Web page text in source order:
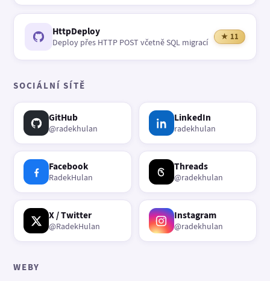
HttpDeploy
Deploy přes HTTP POST včetně SQL migrací
★ 11
SOCIÁLNÍ SÍTĚ
GitHub
@radekhulan
LinkedIn
radekhulan
Facebook
RadekHulan
Threads
@radekhulan
X / Twitter
@RadekHulan
Instagram
@radekhulan
WEBY